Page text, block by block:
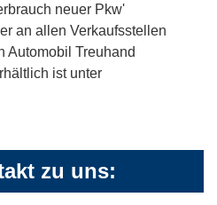
neuer Pkw'
an allen Verkaufsstellen
Automobil Treuhand
ist unter
zu uns: